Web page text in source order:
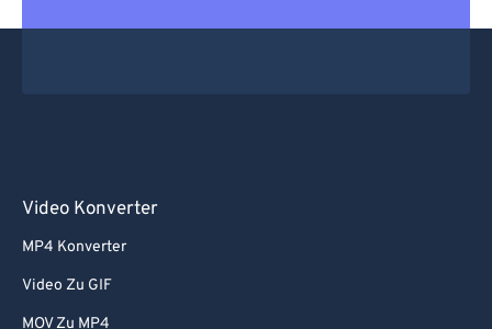
Video Konverter
MP4 Konverter
Video Zu GIF
MOV Zu MP4